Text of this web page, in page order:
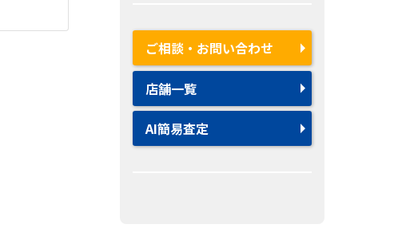
ご相談・お問い合わせ
店舗一覧
AI簡易査定